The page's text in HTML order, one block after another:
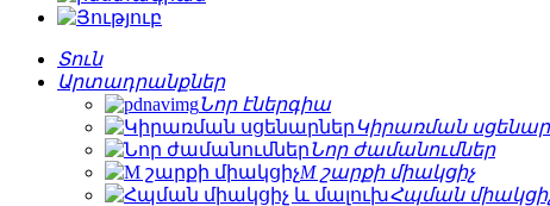
Տուն
Արտադրանքներ
Նոր էներգիա
Կիրառման
Նոր ժամանումներ
M շարքի միակցիչ
Հպման